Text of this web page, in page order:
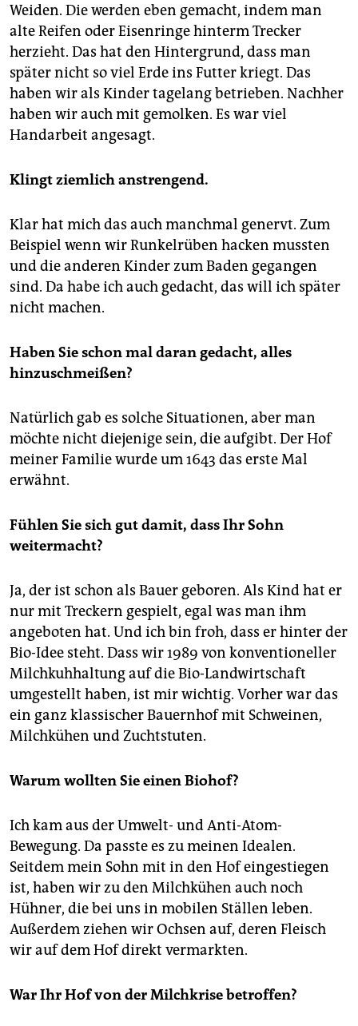
Weiden. Die werden eben gemacht, indem man
alte Reifen oder Eisenringe hinterm Trecker
herzieht. Das hat den Hintergrund, dass man
später nicht so viel Erde ins Futter kriegt. Das
haben wir als Kinder tagelang betrieben. Nachher
haben wir auch mit gemolken. Es war viel
Handarbeit angesagt.
Klingt ziemlich anstrengend.
Klar hat mich das auch manchmal genervt. Zum
Beispiel wenn wir Runkelrüben hacken mussten
und die anderen Kinder zum Baden gegangen
sind. Da habe ich auch gedacht, das will ich später
nicht machen.
Haben Sie schon mal daran gedacht, alles
hinzuschmeißen?
Natürlich gab es solche Situationen, aber man
möchte nicht diejenige sein, die aufgibt. Der Hof
meiner Familie wurde um 1643 das erste Mal
erwähnt.
Fühlen Sie sich gut damit, dass Ihr Sohn
weitermacht?
Ja, der ist schon als Bauer geboren. Als Kind hat er
nur mit Treckern gespielt, egal was man ihm
angeboten hat. Und ich bin froh, dass er hinter der
Bio-Idee steht. Dass wir 1989 von konventioneller
Milchkuhhaltung auf die Bio-Landwirtschaft
umgestellt haben, ist mir wichtig. Vorher war das
ein ganz klassischer Bauernhof mit Schweinen,
Milchkühen und Zuchtstuten.
Warum wollten Sie einen Biohof?
Ich kam aus der Umwelt- und Anti-Atom-
Bewegung. Da passte es zu meinen Idealen.
Seitdem mein Sohn mit in den Hof eingestiegen
ist, haben wir zu den Milchkühen auch noch
Hühner, die bei uns in mobilen Ställen leben.
Außerdem ziehen wir Ochsen auf, deren Fleisch
wir auf dem Hof direkt vermarkten.
War Ihr Hof von der Milchkrise betroffen?